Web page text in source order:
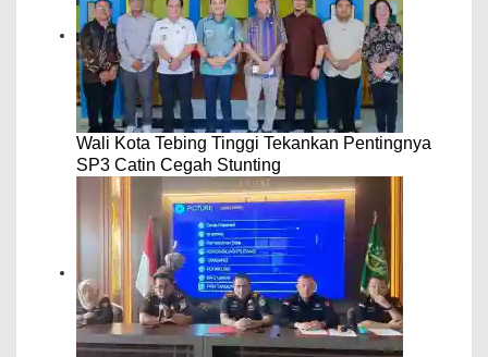
Wali Kota Tebing Tinggi Tekankan Pentingnya
SP3 Catin Cegah Stunting